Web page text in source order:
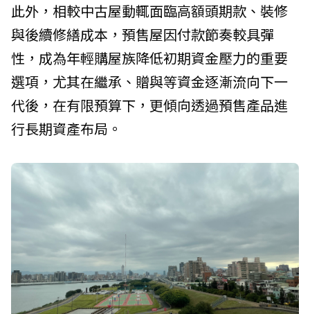
此外，相較中古屋動輒面臨高額頭期款、裝修
與後續修繕成本，預售屋因付款節奏較具彈
性，成為年輕購屋族降低初期資金壓力的重要
選項，尤其在繼承、贈與等資金逐漸流向下一
代後，在有限預算下，更傾向透過預售產品進
行長期資產布局。